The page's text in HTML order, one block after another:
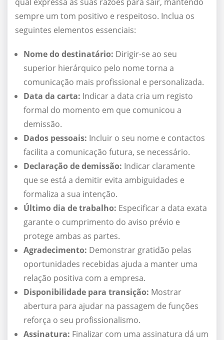
sempre um tom positivo e respeitoso. Inclua os
seguintes elementos essenciais:
Nome do destinatário: Dirigir-se ao seu
superior hierárquico pelo nome torna a
comunicação mais profissional e personalizada.
Data da carta: Indicar a data cria um registo
formal do momento em que comunicou a
demissão.
Dados pessoais: Incluir o seu nome e contactos
facilita a comunicação futura, se necessário.
Declaração de demissão: Indicar claramente
que se está a demitir evita ambiguidades e
formaliza a sua intenção.
Último dia de trabalho: Especificar a data exata
garante o cumprimento do aviso prévio e
protege ambas as partes.
Agradecimento: Demonstrar gratidão pelas
oportunidades recebidas ajuda a manter uma
relação positiva com a empresa.
Disponibilidade para transição: Mostrar
abertura para ajudar na passagem de funções
reforça o seu profissionalismo.
Assinatura: Finalizar com uma assinatura dá um